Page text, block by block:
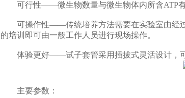
可行性——微生物数量与微生物体内所含ATP有
可操作性——传统培养方法需要在实验室由经过
的培训即可由一般工作人员进行现场操作。
体验更好——试子套管采用插拔式灵活设计，可
主要参数：